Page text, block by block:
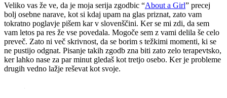
Veliko vas že ve, da je moja serija zgodbic “About a Girl” precej
bolj osebne narave, kot si kdaj upam na glas priznat, zato vam
tokratno poglavje pišem kar v slovenščini. Ker se mi zdi, da sem
vam letos pa res že vse povedala. Mogoče sem z vami delila še celo
preveč. Zato ni več skrivnost, da se borim s težkimi momenti, ki se
ne pustijo odgnat. Pisanje takih zgodb zna biti zato zelo terapevtsko,
ker lahko nase za par minut gledaš kot tretjo osebo. Ker je probleme
drugih vedno lažje reševat kot svoje.